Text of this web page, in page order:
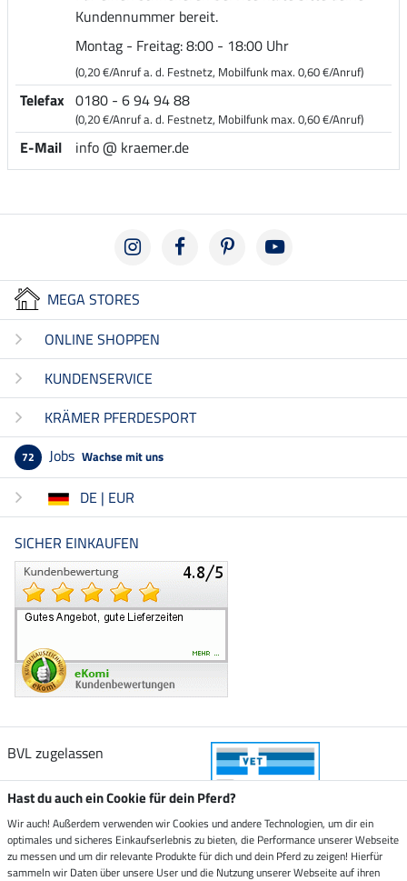
Kundennummer bereit.
Montag - Freitag: 8:00 - 18:00 Uhr
(0,20 €/Anruf a. d. Festnetz, Mobilfunk max. 0,60 €/Anruf)
Telefax 0180 - 6 94 94 88
(0,20 €/Anruf a. d. Festnetz, Mobilfunk max. 0,60 €/Anruf)
E-Mail info @ kraemer.de
MEGA STORES
ONLINE SHOPPEN
KUNDENSERVICE
KRÄMER PFERDESPORT
72 Jobs Wachse mit uns
DE | EUR
SICHER EINKAUFEN
BVL zugelassen
Zustellung durch
Hast du auch ein Cookie für dein Pferd?
Wir auch! Außerdem verwenden wir Cookies und andere Technologien, um dir ein
optimales und sicheres Einkaufserlebnis zu bieten, die Performance unserer Webseite
zu messen und um dir relevante Produkte für dich und dein Pferd zu zeigen! Hierfür
sammeln wir Daten über unsere User und die Nutzung unserer Webseite auf ihren